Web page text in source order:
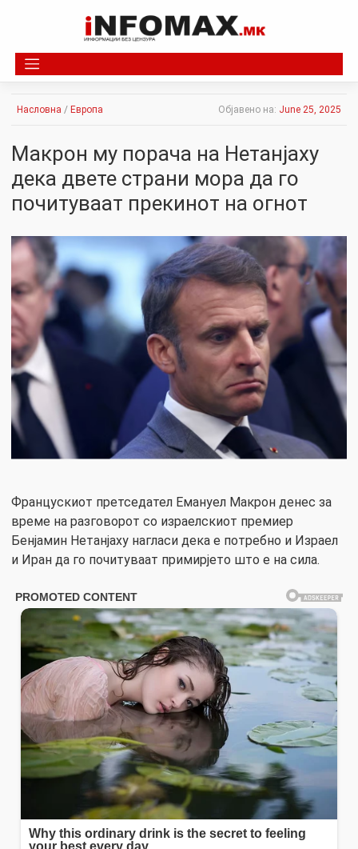
Насловна / Европа Објавено на: June 25, 2025
Макрон му порача на Нетанјаху
дека двете страни мора да го
почитуваат прекинот на огнот
Францускиот претседател Емануел Макрон денес за
време на разговорот со израелскиот премиер
Бенјамин Нетанјаху нагласи дека е потребно и Израел
и Иран да го почитуваат примирјето што е на сила.